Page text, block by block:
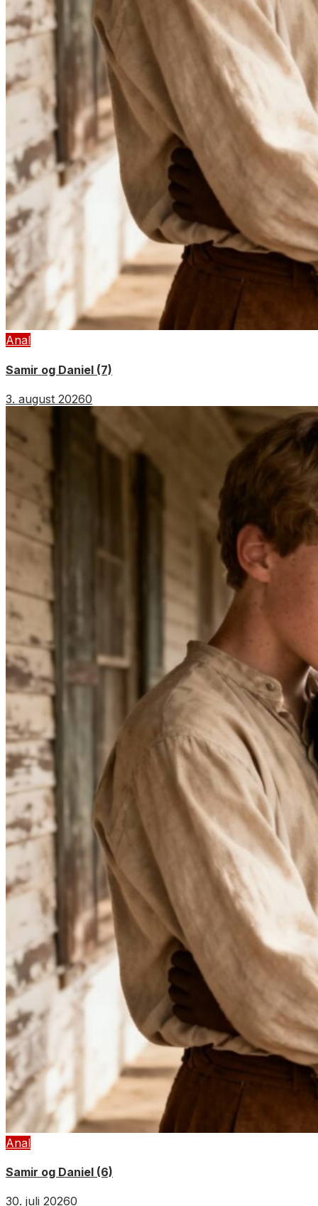
Anal
Samir og Daniel (7)
3. august 20260
Anal
Samir og Daniel (6)
30. juli 20260